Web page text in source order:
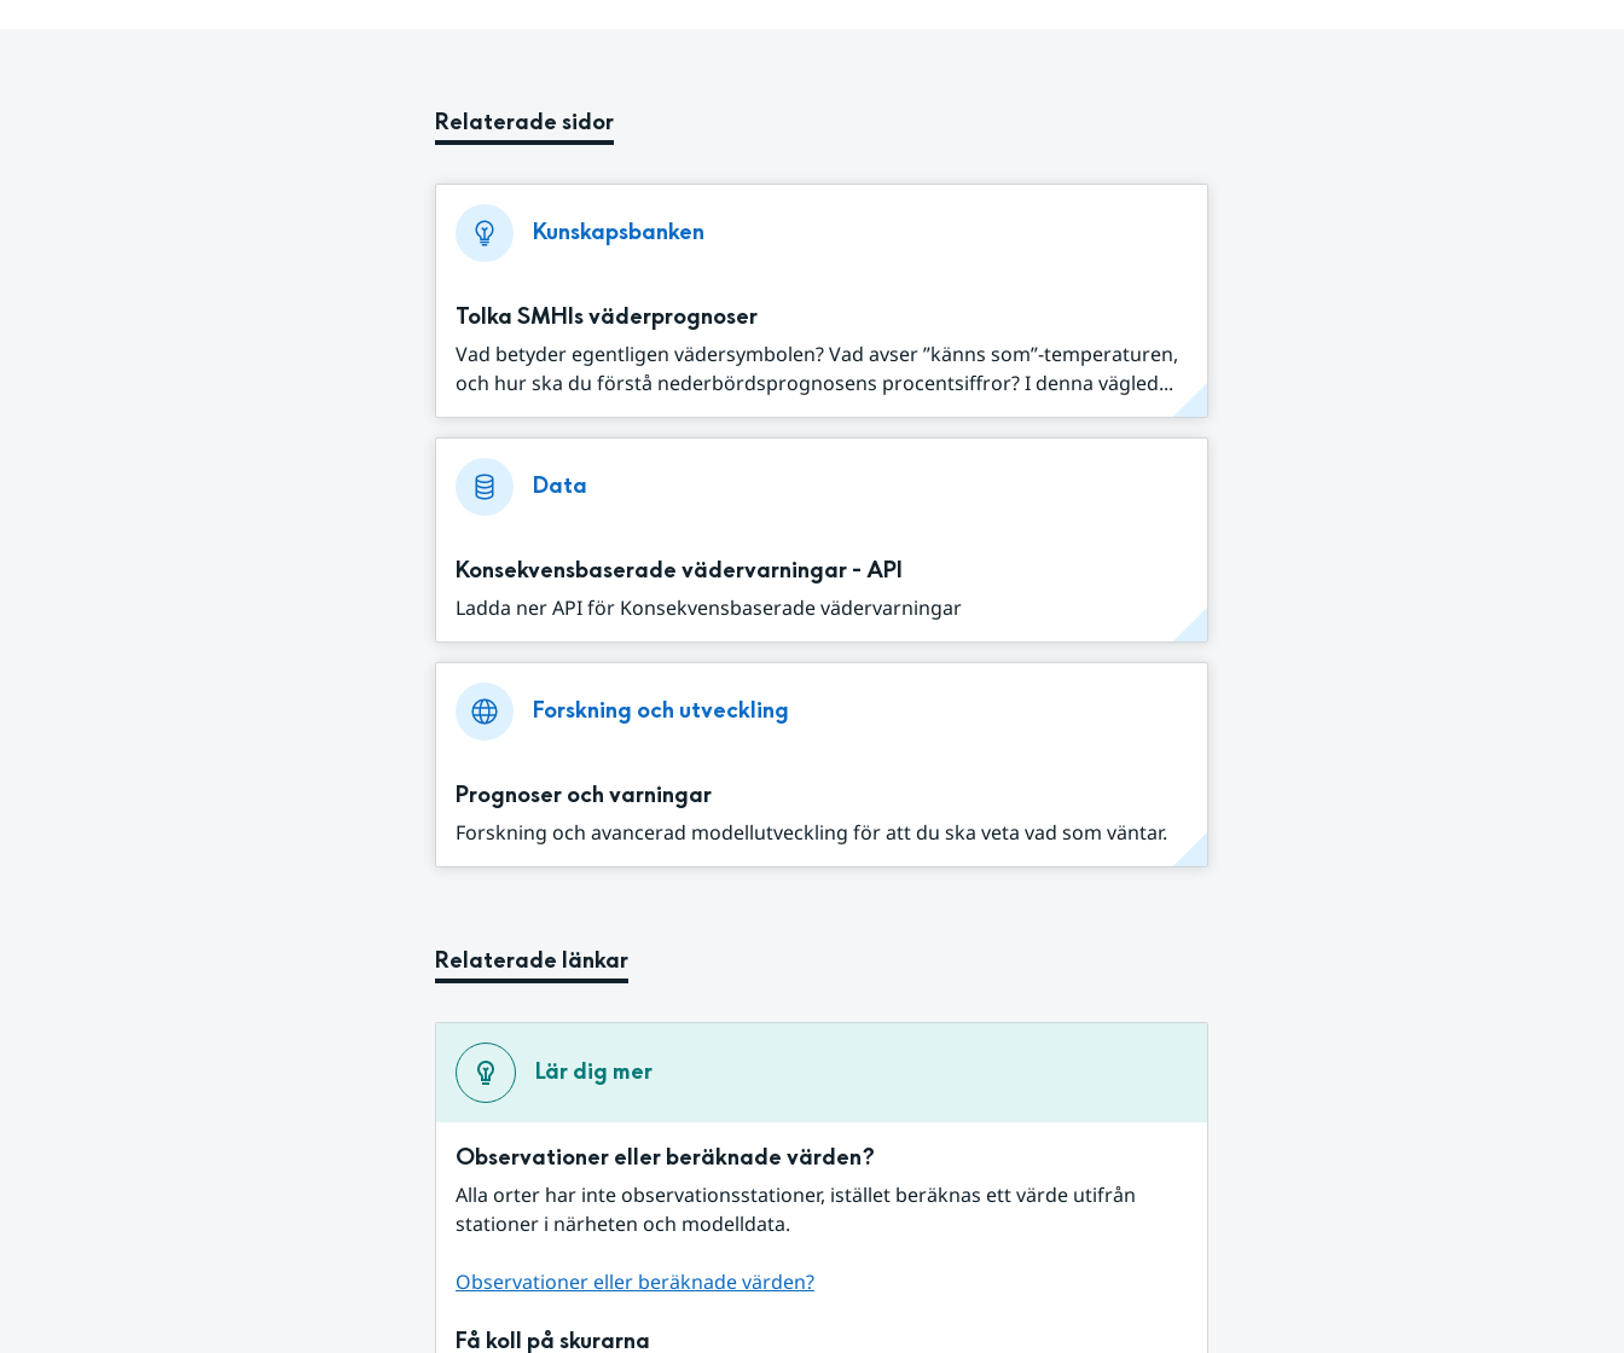
Relaterade sidor
Kunskapsbanken
Tolka SMHIs väderprognoser
Vad betyder egentligen vädersymbolen? Vad avser ”känns som”-temperaturen,
och hur ska du förstå nederbördsprognosens procentsiffror? I denna vägled...
Data
Konsekvensbaserade vädervarningar - API
Ladda ner API för Konsekvensbaserade vädervarningar
Forskning och utveckling
Prognoser och varningar
Forskning och avancerad modellutveckling för att du ska veta vad som väntar.
Relaterade länkar
Lär dig mer
Observationer eller beräknade värden?
Alla orter har inte observationsstationer, istället beräknas ett värde utifrån
stationer i närheten och modelldata.
Observationer eller beräknade värden?
Få koll på skurarna